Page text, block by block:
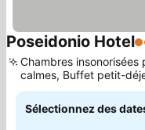
Poseidonio Hotel2
Chambres insonorisées
calmes, Buffet petit-
varié
Sélectionnez des